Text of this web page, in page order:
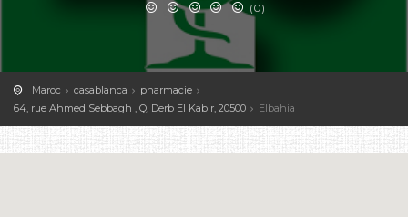
(0)
Maroc casablanca
pharmacie
64, rue Ahmed Sebbagh , Q. Derb El Kabir, 20500
Elbahia